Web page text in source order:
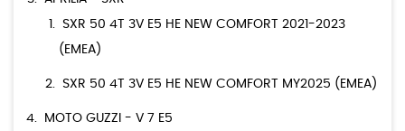
SXR 50 4T 3V E5 HE NEW COMFORT 2021-2023
(EMEA)
SXR 50 4T 3V E5 HE NEW COMFORT MY2025 (EMEA)
MOTO GUZZI - V 7 E5